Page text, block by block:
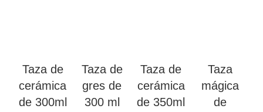
Taza de
cerámica
de 300ml
Taza de
gres de
300 ml
Taza de
cerámica
de 350ml
Taza
mágica
de